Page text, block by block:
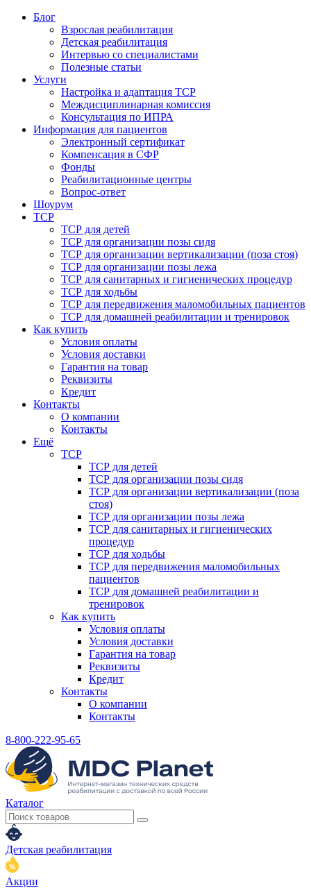
Блог
Взрослая реабилитация
Детская реабилитация
Интервью со специалистами
Полезные статьи
Услуги
Настройка и адаптация ТСР
Междисциплинарная комиссия
Консультация по ИПРА
Информация для пациентов
Электронный сертификат
Компенсация в СФР
Фонды
Реабилитационные центры
Вопрос-ответ
Шоурум
ТСР
ТСР для детей
ТСР для организации позы сидя
ТСР для организации вертикализации (поза стоя)
ТСР для организации позы лежа
ТСР для санитарных и гигиенических процедур
ТСР для ходьбы
ТСР для передвижения маломобильных пациентов
ТСР для домашней реабилитации и тренировок
Как купить
Условия оплаты
Условия доставки
Гарантия на товар
Реквизиты
Кредит
Контакты
О компании
Контакты
Ещё
ТСР
ТСР для детей
ТСР для организации позы сидя
ТСР для организации вертикализации (поза
стоя)
ТСР для организации позы лежа
ТСР для санитарных и гигиенических
процедур
ТСР для ходьбы
ТСР для передвижения маломобильных
пациентов
ТСР для домашней реабилитации и
тренировок
Как купить
Условия оплаты
Условия доставки
Гарантия на товар
Реквизиты
Кредит
Контакты
О компании
Контакты
8-800-222-95-65
Каталог
Детская реабилитация
Акции